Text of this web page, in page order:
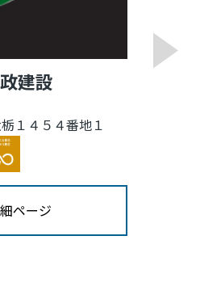
建設
１４５４番地１
ページ